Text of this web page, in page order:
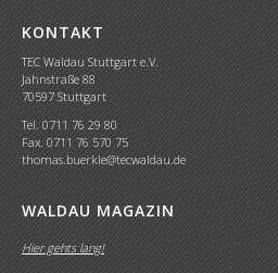
KONTAKT
TEC Waldau Stuttgart e.V.
Jahnstraße 88
70597 Stuttgart
Tel. 0711 76 29 80
Fax. 0711 76 570 75
thomas.buerkle@tecwaldau.de
WALDAU MAGAZIN
Hier gehts lang!